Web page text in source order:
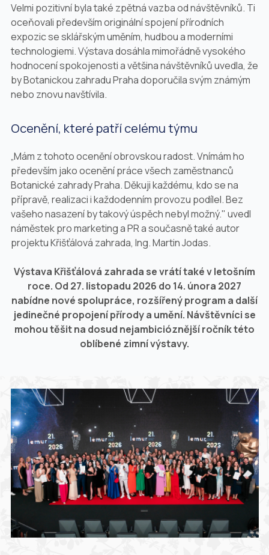
Velmi pozitivní byla také zpětná vazba od návštěvníků. Ti
oceňovali především originální spojení přírodních
expozic se sklářským uměním, hudbou a moderními
technologiemi. Výstava dosáhla mimořádně vysokého
hodnocení spokojenosti a většina návštěvníků uvedla, že
by Botanickou zahradu Praha doporučila svým známým
nebo znovu navštívila.
Ocenění, které patří celému týmu
„Mám z tohoto ocenění obrovskou radost. Vnímám ho
především jako ocenění práce všech zaměstnanců
Botanické zahrady Praha. Děkuji každému, kdo se na
přípravě, realizaci i každodenním provozu podílel. Bez
vašeho nasazení by takový úspěch nebyl možný." uvedl
náměstek pro marketing a PR a současně také autor
projektu Křišťálová zahrada, Ing. Martin Jodas.
Výstava Křišťálová zahrada se vrátí také v letošním
roce. Od 27. listopadu 2026 do 14. února 2027
nabídne nové spolupráce, rozšířený program a další
jedinečné propojení přírody a umění. Návštěvníci se
mohou těšit na dosud nejambicióznější ročník této
oblíbené zimní výstavy.